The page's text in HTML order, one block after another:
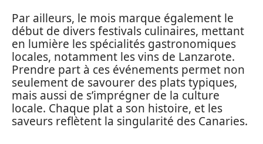
Par ailleurs, le mois marque également le
début de divers festivals culinaires, mettant
en lumière les spécialités gastronomiques
locales, notamment les vins de Lanzarote.
Prendre part à ces événements permet non
seulement de savourer des plats typiques,
mais aussi de s’imprégner de la culture
locale. Chaque plat a son histoire, et les
saveurs reflètent la singularité des Canaries.